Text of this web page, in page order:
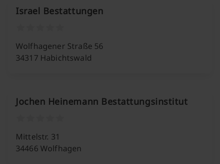
Israel Bestattungen
Wolfhagener Straße 56
34317 Habichtswald
Jochen Heinemann Bestattungsinstitut
Mittelstr. 31
34466 Wolfhagen